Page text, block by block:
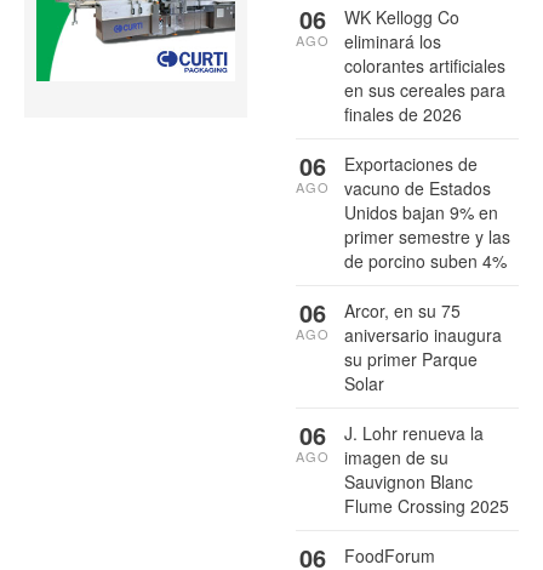
WK Kellogg Co
eliminará los
colorantes artificiales
en sus cereales para
finales de 2026
06
AGO
Exportaciones de
vacuno de Estados
Unidos bajan 9% en
primer semestre y las
de porcino suben 4%
06
AGO
Arcor, en su 75
aniversario inaugura
su primer Parque
Solar
06
AGO
J. Lohr renueva la
imagen de su
Sauvignon Blanc
Flume Crossing 2025
06
AGO
FoodForum
06